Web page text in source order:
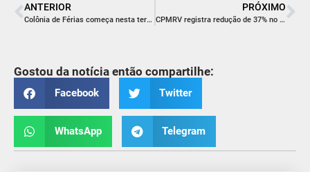
ANTERIOR
Colônia de Férias começa nesta terça-feira em Balneário Rincão
PRÓXIMO
CPMRV registra redução de 37% no número de mortes nas rodovias estaduais nesta virada de ano
Gostou da notícia então compartilhe:
Facebook Twitter
WhatsApp Telegram